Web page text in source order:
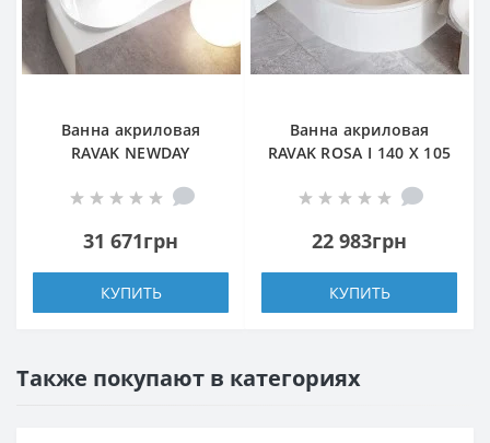
Ванна акриловая
RAVAK NEWDAY
31 671грн
КУПИТЬ
Ванна акриловая
RAVAK ROSA I 140 X 105
22 983грн
КУПИТЬ
Также покупают в категориях